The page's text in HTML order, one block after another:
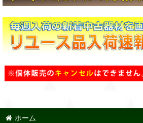
ホーム